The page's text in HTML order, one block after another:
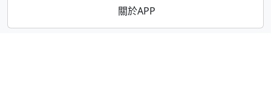
關於APP